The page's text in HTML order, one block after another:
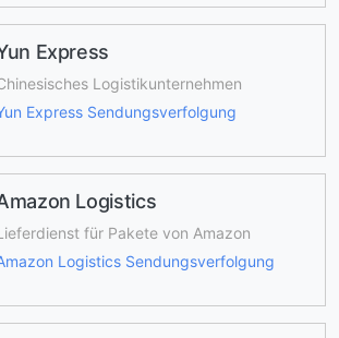
Express
Logistikunternehmen
Express Sendungsverfolgung
Logistics
für Pakete von Amazon
Logistics Sendungsverfolgung